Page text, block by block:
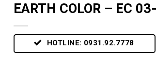
EARTH COLOR – EC
HOTLINE: 0931.92.7778